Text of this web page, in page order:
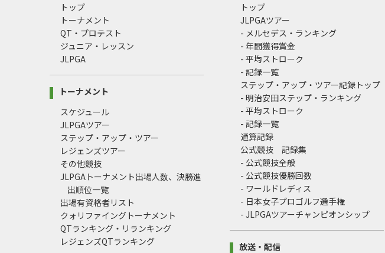
トップ
トーナメント
QT・プロテスト
ジュニア・レッスン
JLPGA
トーナメント
スケジュール
JLPGAツアー
ステップ・アップ・ツアー
レジェンズツアー
その他競技
JLPGAトーナメント出場人数、決勝進
出順位一覧
出場有資格者リスト
クォリファイングトーナメント
QTランキング・リランキング
レジェンズQTランキング
トップ
JLPGAツアー
- メルセデス・ランキング
- 年間獲得賞金
- 平均ストローク
- 記録一覧
ステップ・アップ・ツアー記録トップ
- 明治安田ステップ・ランキング
- 平均ストローク
- 記録一覧
通算記録
公式競技 記録集
- 公式競技全般
- 公式競技優勝回数
- ワールドレディス
- 日本女子プロゴルフ選手権
- JLPGAツアーチャンピオンシップ
放送・配信